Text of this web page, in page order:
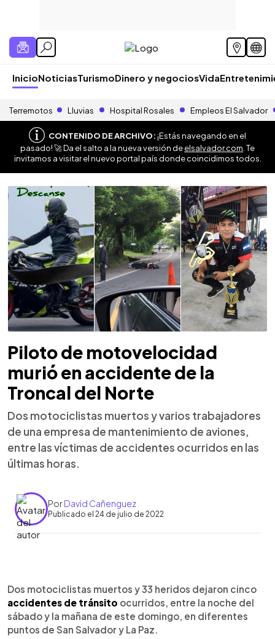
InicioNoticiasTurismoDinero y negociosVida
Terremotos Lluvias Hospital Rosales Empleos El Salvador
CONTENIDO DE ARCHIVO:¡Estás navegando en el
pasado! 🚀 Da el salto a la nueva versión deelsalvador.com . Te
invitamos a visitar el nuevo portal país donde coincidimos todos.
Piloto de motovelocidad
murió en accidente de la
Troncal del Norte
Dos motociclistas muertos y varios trabajadores
de una empresa de mantenimiento de aviones,
entre las víctimas de accidentes ocurridos en las
últimas horas.
PorDavid Cañenguez
Publicado el 24 de julio de 2022
Escuchar artículo
Dos motociclistas muertos y 33 heridos dejaron cinco
accidentes de tránsito ocurridos, entre la noche del
sábado y la mañana de este domingo, en diferentes
puntos de San Salvador y La Paz.